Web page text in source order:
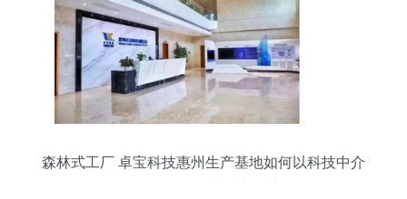
森林式工厂 卓宝科技惠州生产基地如何以科技中介